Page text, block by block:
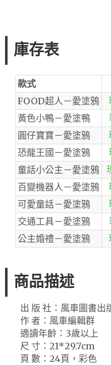
庫存表
款式
FOOD超人－愛塗鴉
黃色小鴨－愛塗鴨
圓仔寶寶－愛塗鴉
恐龍王國－愛塗鴉
童話小公主－愛塗鴉
百變機器人－愛塗鴉
可愛童話－愛塗鴉
交通工具－愛塗鴉
公主婚禮－愛塗鴉
商品描述
出 版 社：風車圖書出
作 者：風車編輯群
適讀年齡：3歲以上
尺 寸：21*29.7cm
頁 數：24頁，彩色